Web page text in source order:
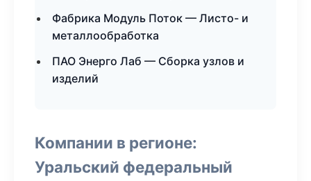
Фабрика Модуль Поток — Листо- и
металлообработка
ПАО Энерго Лаб — Сборка узлов и
изделий
Компании в регионе:
Уральский федеральный